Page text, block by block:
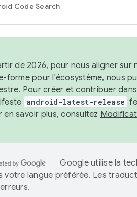
Code Search
de 2026, pour nous aligner
forme pour l'écosystème, nous
Pour créer et contribuer dans
android-latest-release
en savoir plus, consultez
Google utilise la
votre langue préférée. Les